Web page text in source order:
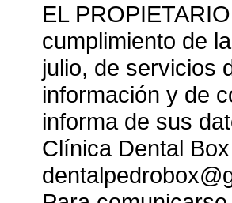
EL
cumplimiento de
julio, de servicios
información y de
informa de sus
Clínica Dental